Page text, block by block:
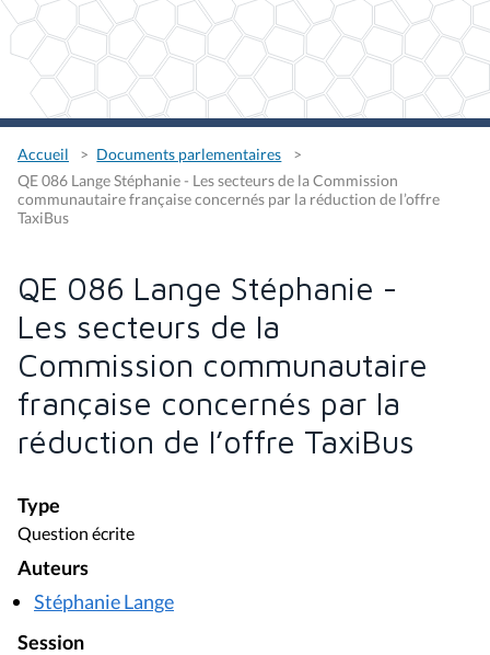
Accueil
Documents parlementaires
QE 086 Lange Stéphanie - Les secteurs de la Commission
communautaire française concernés par la réduction de l’offre
TaxiBus
QE 086 Lange Stéphanie -
Les secteurs de la
Commission communautaire
française concernés par la
réduction de l’offre TaxiBus
Type
Question écrite
Auteurs
Stéphanie Lange
Session